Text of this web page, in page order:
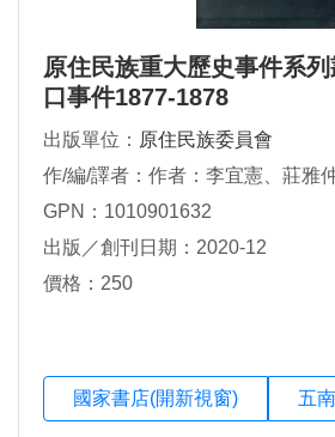
原住民族重大歷史事件系
口事件1877-1878
出版單位： 原住民族委員會
作/編/譯者：作者：李宜憲、莊雅
GPN：1010901632
出版／創刊日期：2020-12
價格：250
國家書店(開新視窗) 五